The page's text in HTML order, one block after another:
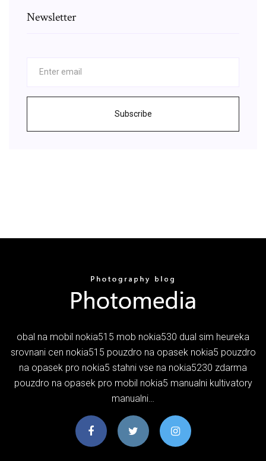
Newsletter
Subscribe
obal na mobil nokia515 mob nokia530 dual sim heureka
srovnani cen nokia515 pouzdro na opasek nokia5 pouzdro
na opasek pro nokia5 stahni vse na nokia5230 zdarma
pouzdro na opasek pro mobil nokia5 manualni kultivatory
manualni…